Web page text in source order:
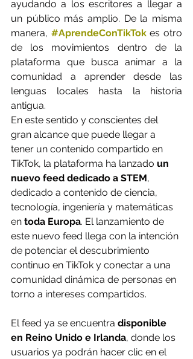
ayudando a los escritores a llegar a
un público más amplio. De la misma
manera, #AprendeConTikTok es otro
de los movimientos dentro de la
plataforma que busca animar a la
comunidad a aprender desde las
lenguas locales hasta la historia
antigua.
En este sentido y conscientes del
gran alcance que puede llegar a
tener un contenido compartido en
TikTok, la plataforma ha lanzado un
nuevo feed dedicado a STEM,
dedicado a contenido de ciencia,
tecnología, ingeniería y matemáticas
en toda Europa. El lanzamiento de
este nuevo feed llega con la intención
de potenciar el descubrimiento
continuo en TikTok y conectar a una
comunidad dinámica de personas en
torno a intereses compartidos.
El feed ya se encuentra disponible
en Reino Unido e Irlanda, donde los
usuarios ya podrán hacer clic en el